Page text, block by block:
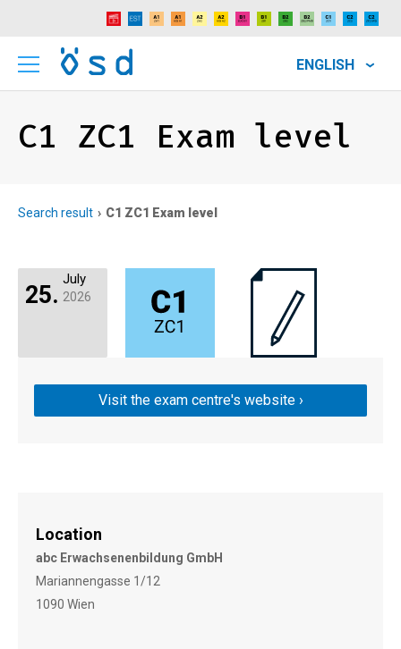
ENGLISH
C1 ZC1 Exam level
Search result C1 ZC1 Exam level
25.
July
2026
Visit the exam centre's website ›
Location
abc Erwachsenenbildung GmbH
Mariannengasse 1/12
1090 Wien